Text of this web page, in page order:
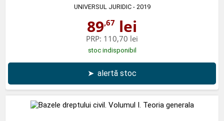
UNIVERSUL JURIDIC- 2019
89,67 lei
PRP: 110,70 lei
stoc indisponibil
➤ alertă stoc